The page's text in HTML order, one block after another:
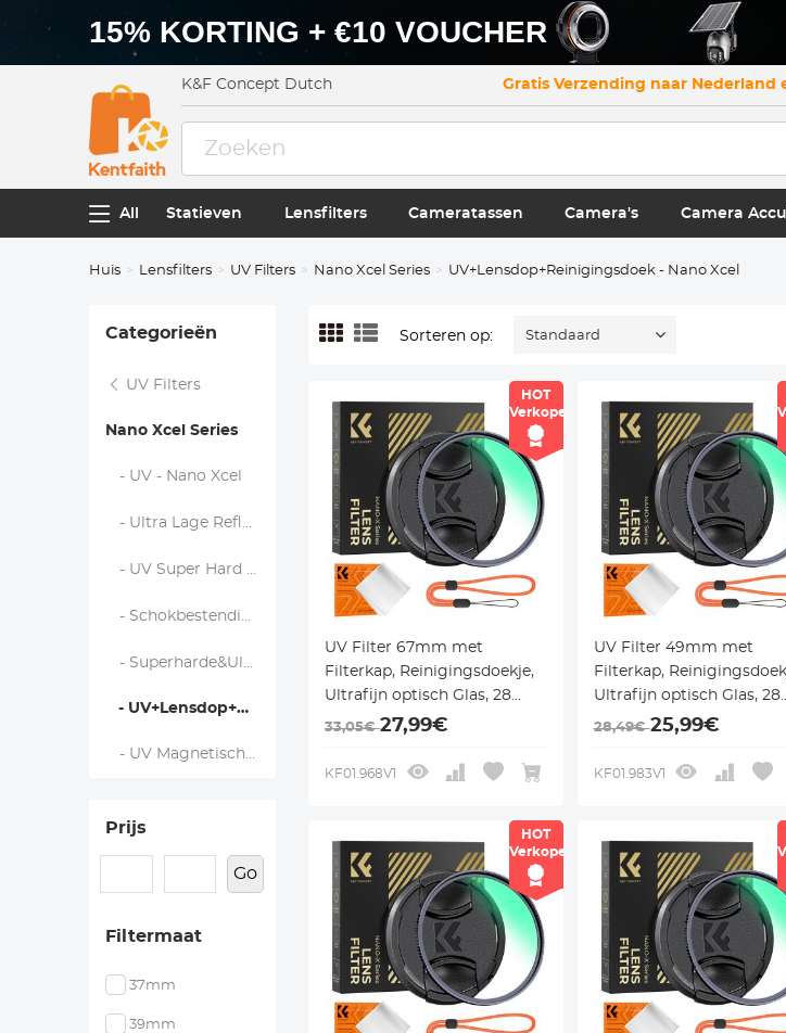
15% KORTING + €10 VOUCHER
K&F Concept Dutch Gratis Verzending naar Nederland
All Statieven Lensfilters Cameratassen Camera's Camera
Huis Lensfilters UV Filters Nano Xcel Series UV+Lensdop+Reinigingsdoek - Nano Xcel
Categorieën
UV Filters
Nano Xcel Series
- UV - Nano Xcel
- Ultra Lage Reflectie UV - Nano Xcel
- UV Super Hard - Nano Xcel
- Schokbestendig UV - Nano Xcel
- Superharde&Ultra Laagreflecterende UV - Nano Xcel
- UV+Lensdop+Reinigingsdoek - Nano Xcel
- UV Magnetisch - Nano Xcel
Prijs
Go
Filtermaat
37mm
39mm
Sorteren op: Standaard
HOT
Verkoper
UV Filter 67mm met
Filterkap, Reinigingsdoekje,
Ultrafijn optisch Glas, 28
Multi Coatings - Nano Xcel
33,05€27,99€
KF01.968V1
UV Filter 49mm met
Filterkap,
Ultrafijn optisch Glas, 28
Multi Coatings - Nano
28,49€25,99€
KF01.983V1
HOT
Verkoper